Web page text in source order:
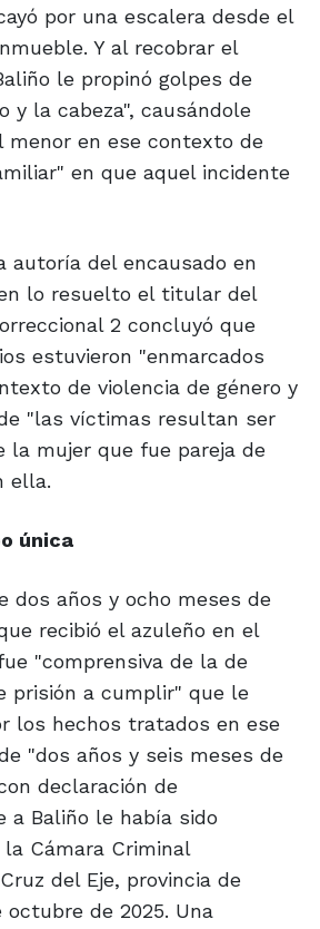
por una escalera desde el
Y al recobrar el
le propinó golpes de
y la cabeza", causándole
menor en ese contexto de
en que aquel incidente
autoría del encausado en
lo resuelto el titular del
2 concluyó que
estuvieron "enmarcados
de violencia de género y
"las víctimas resultan ser
la mujer que fue pareja de
ella.
única
dos años y ocho meses de
recibió el azuleño en el
"comprensiva de la de
prisión a cumplir" que le
los hechos tratados en ese
"dos años y seis meses de
declaración de
a Baliño le había sido
Cámara Criminal
del Eje, provincia de
octubre de 2025. Una